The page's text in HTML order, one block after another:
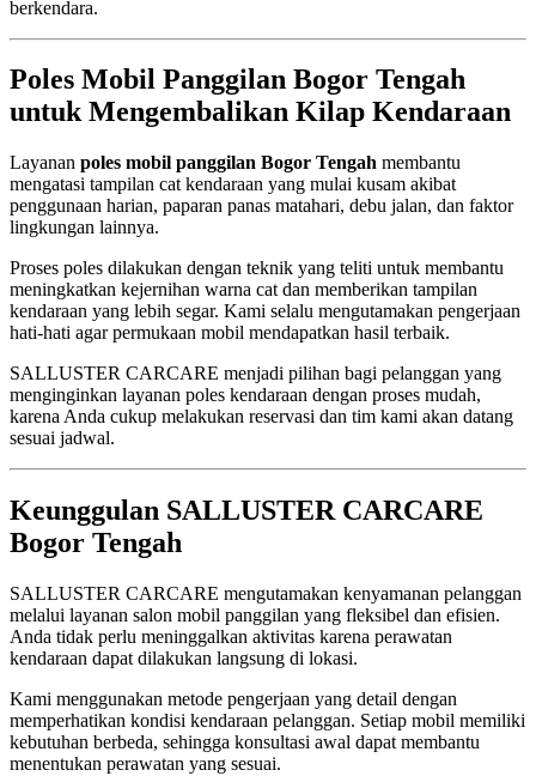
berkendara.
Poles Mobil Panggilan Bogor Tengah
untuk Mengembalikan Kilap Kendaraan
Layanan poles mobil panggilan Bogor Tengah membantu
mengatasi tampilan cat kendaraan yang mulai kusam akibat
penggunaan harian, paparan panas matahari, debu jalan, dan faktor
lingkungan lainnya.
Proses poles dilakukan dengan teknik yang teliti untuk membantu
meningkatkan kejernihan warna cat dan memberikan tampilan
kendaraan yang lebih segar. Kami selalu mengutamakan pengerjaan
hati-hati agar permukaan mobil mendapatkan hasil terbaik.
SALLUSTER CARCARE menjadi pilihan bagi pelanggan yang
menginginkan layanan poles kendaraan dengan proses mudah,
karena Anda cukup melakukan reservasi dan tim kami akan datang
sesuai jadwal.
Keunggulan SALLUSTER CARCARE
Bogor Tengah
SALLUSTER CARCARE mengutamakan kenyamanan pelanggan
melalui layanan salon mobil panggilan yang fleksibel dan efisien.
Anda tidak perlu meninggalkan aktivitas karena perawatan
kendaraan dapat dilakukan langsung di lokasi.
Kami menggunakan metode pengerjaan yang detail dengan
memperhatikan kondisi kendaraan pelanggan. Setiap mobil memiliki
kebutuhan berbeda, sehingga konsultasi awal dapat membantu
menentukan perawatan yang sesuai.